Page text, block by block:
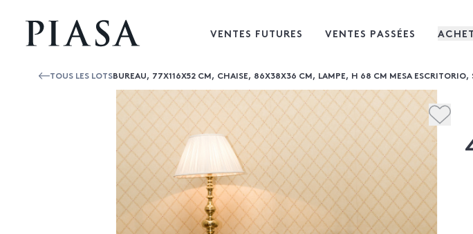
VENTES FUTURES VENTES PASSÉES
TOUS LES LOTSBUREAU, 77X116X52 CM, CHAISE, 86X38X36 CM, LAMPE, H 68 CM MESA ESCRITORIO,